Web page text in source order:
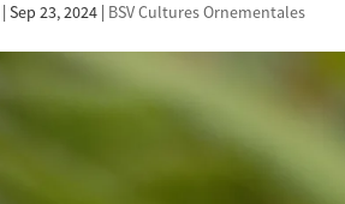
|Sep 23, 2024 | BSV Cultures Ornementales